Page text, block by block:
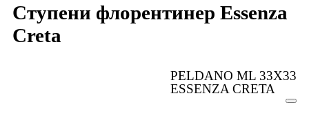
Ступени флорентинер Essenza
Creta
PELDANO ML 33X33
ESSENZA CRETA